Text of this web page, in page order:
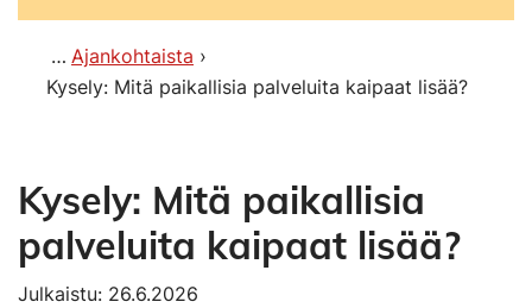
Ajankohtaista
Kysely: Mitä paikallisia palveluita kaipaat lisää?
Kysely: Mitä paikallisia
palveluita kaipaat lisää?
Julkaistu: 26.6.2026